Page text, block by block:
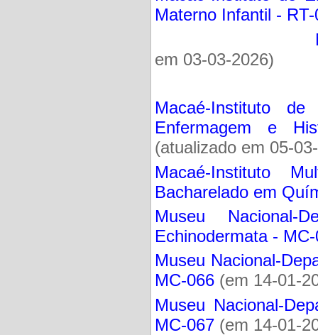
Materno Infantil -
em 03-03-2026)
Macaé-Instituto de
Enfermagem e
(atualizado em 05-
Macaé-Instituto
Bacharelado em
Museu Nacional-
Echinodermata -
Museu Nacional-
MC-066 (em 14-01-
Museu Nacional-
MC-067 (em 14-01-